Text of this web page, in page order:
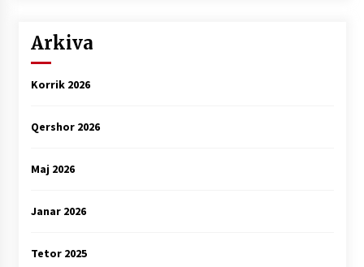
Arkiva
Korrik 2026
Qershor 2026
Maj 2026
Janar 2026
Tetor 2025